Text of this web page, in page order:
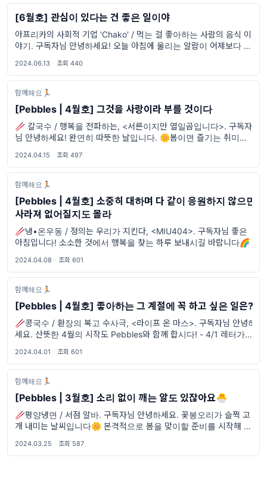
[6월호] 관심이 있다는 건 좋은 일이야
아프리카의 사회적 기업 'Chako' / 먹는 걸 좋아하는 사람의 음식 이
야기. 구독자님 안녕하세요! 오늘 아침에 울리는 알람이 어제보다 조
2024.06.13 · 조회 440
함께해요🏃🏻
[Pebbles | 4월호] 그것을 사랑이라 부를 것이다
🥢 칼국수 / 행복을 전파하는, <서른이지만 열일곱입니다>. 구독자
님 안녕하세요! 완연히 따뜻한 날입니다. 🌼봄이면 즐기는 취미가 있
2024.04.15 · 조회 497
함께해요🏃🏻
[Pebbles | 4월호] 소중히 대하며 다 같이 응원하지 않으면
사라져 없어질지도 몰라
🥢냉•온우동 / 정의는 우리가 지킨다, <MIU404>. 구독자님 좋은
아침입니다! 소소한 것에서 행복을 찾는 하루 보내시길 바랍니다🌈
2024.04.08 · 조회 601
함께해요🏃🏻
[Pebbles | 4월호] 좋아하는 그 계절에 꼭 하고 싶은 일은?
🥢콩국수 / 환장의 복고 수사극, <라이프 온 마스>. 구독자님 안녕하
세요. 산뜻한 4월의 시작도 Pebbles와 함께 합시다! - 4/1 레터가 민
합니다.
2024.04.01 · 조회 601
함께해요🏃🏻
[Pebbles | 3월호] 소리 없이 깨는 알도 있잖아요🐣
🥢평양냉면 / 서점 알바. 구독자님 안녕하세요. 꽃봉오리가 슬쩍 고
개 내미는 날씨입니다🌼 본격적으로 봄을 맞이할 준비를 시작해 봅
2024.03.25 · 조회 587